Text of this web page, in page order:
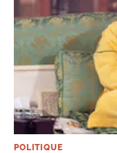
POLITIQUE